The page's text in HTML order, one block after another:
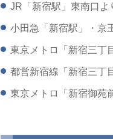
JR「新宿駅」東南口よ
小田急「新宿駅」・京
東京メトロ「新宿三丁
都営新宿線「新宿三丁
東京メトロ「新宿御苑